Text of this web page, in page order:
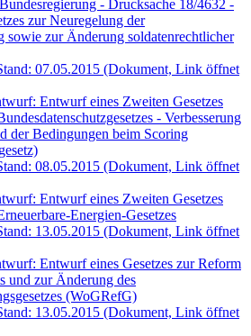
- Drucksache 18/4632 -
zur Neuregelung der
sowie zur Änderung soldatenrechtlicher
07.05.2015 (Dokument, Link öffnet
Entwurf eines Zweiten Gesetzes
- Verbesserung
der Bedingungen beim Scoring
08.05.2015 (Dokument, Link öffnet
Entwurf eines Zweiten Gesetzes
Energien-Gesetzes
13.05.2015 (Dokument, Link öffnet
Entwurf eines Gesetzes zur Reform
und zur Änderung des
(WoGRefG)
13.05.2015 (Dokument, Link öffnet